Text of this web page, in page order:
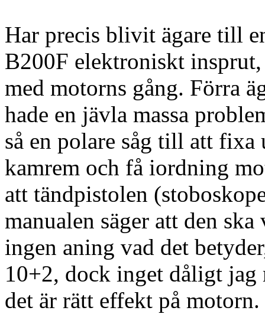
Har precis blivit ägare till
B200F elektroniskt
med motorns gång. Förra
hade en jävla massa
så en polare såg till att fixa
kamrem och få iordning
att tändpistolen
manualen säger att den
ingen aning vad det
10+2, dock inget dåligt jag
det är rätt effekt på motorn.